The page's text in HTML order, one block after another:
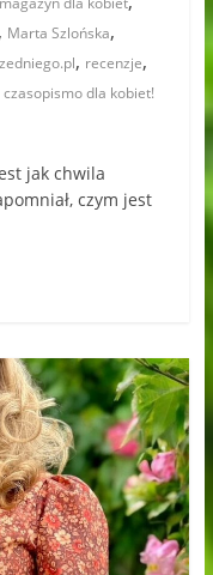
, Marta Szlońska,
, recenzje,
dla kobiet!
jak chwila
czym jest